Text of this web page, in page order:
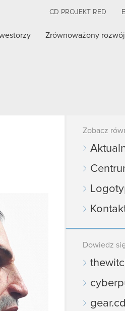
CD PROJEKT RED
Zrównoważony rozwój
Zobacz
Dowiedz